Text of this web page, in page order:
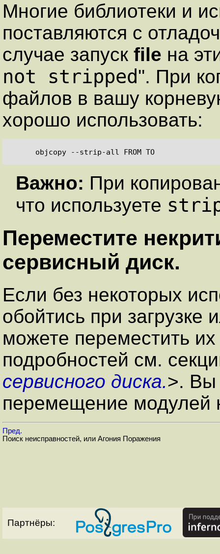
Многие библиотеки и
поставляются с
случае запуск file на
not stripped''. При
файлов в вашу
хорошо использовать:
Важно: При
что используете
Переместите
сервисный диск.
Если без некоторых
обойтись при загрузке
можете переместить
подробностей см.
сервисного диска.>. Вы
перемещение модулей
Пред.
Поиск неисправностей, или Агония Поражения
Партнёры: